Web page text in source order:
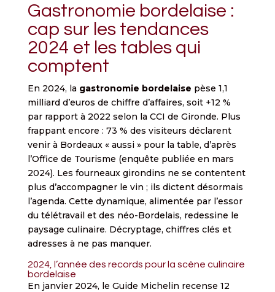
Gastronomie bordelaise :
cap sur les tendances
2024 et les tables qui
comptent
En 2024, la gastronomie bordelaise pèse 1,1
milliard d’euros de chiffre d’affaires, soit +12 %
par rapport à 2022 selon la CCI de Gironde. Plus
frappant encore : 73 % des visiteurs déclarent
venir à Bordeaux « aussi » pour la table, d’après
l’Office de Tourisme (enquête publiée en mars
2024). Les fourneaux girondins ne se contentent
plus d’accompagner le vin ; ils dictent désormais
l’agenda. Cette dynamique, alimentée par l’essor
du télétravail et des néo-Bordelais, redessine le
paysage culinaire. Décryptage, chiffres clés et
adresses à ne pas manquer.
2024, l’année des records pour la scène culinaire
bordelaise
En janvier 2024, le Guide Michelin recense 12